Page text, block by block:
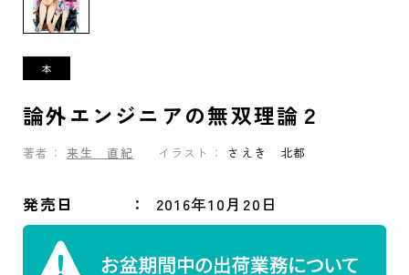
論外エンジニアの無双理論２
著者： 来生 直紀 イラスト： さえき 北都
発売日 2016年10月20日